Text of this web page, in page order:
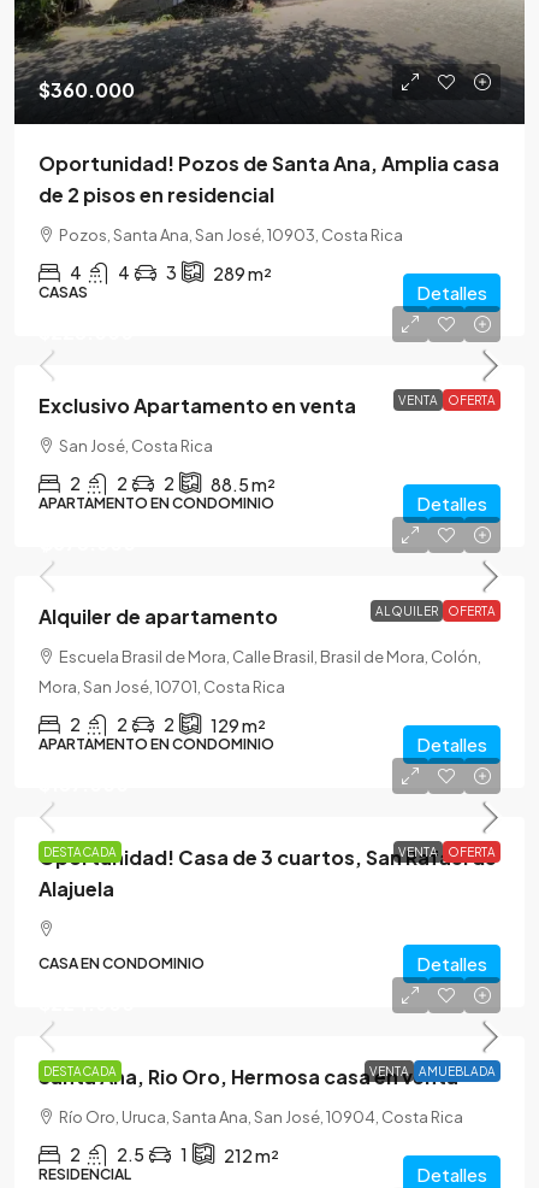
$360.000
Oportunidad! Pozos de Santa Ana, Amplia casa
de 2 pisos en residencial
Pozos, Santa Ana, San José, 10903, Costa Rica
4 4 3 289m²
CASAS Detalles
VENTA OFERTA
Exclusivo Apartamento en venta
San José, Costa Rica
2 2 2 88.5m²
APARTAMENTO EN CONDOMINIO Detalles
ALQUILER OFERTA
Alquiler de apartamento
Escuela Brasil de Mora, Calle Brasil, Brasil de Mora, Colón,
Mora, San José, 10701, Costa Rica
2 2 2 129m²
APARTAMENTO EN CONDOMINIO Detalles
DESTACADA VENTA OFERTA
Oportunidad! Casa de 3 cuartos, San Rafael de
Alajuela
CASA EN CONDOMINIO Detalles
DESTACADA VENTA AMUEBLADA
Santa Ana, Rio Oro, Hermosa casa en venta
Río Oro, Uruca, Santa Ana, San José, 10904, Costa Rica
2 2.5 1 212m²
RESIDENCIAL Detalles